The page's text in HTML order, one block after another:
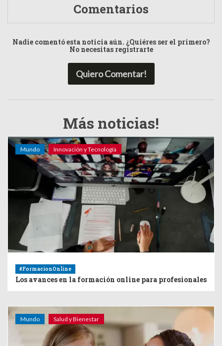
Comentarios
Nadie comentó esta noticia aún. ¿Quiéres ser el primero?
No necesitas registrarte
Quiero Comentar!
Más noticias!
Mundo Innovación y Tecnología
#FormacionOnline
Los avances en la formación online para profesionales
Mundo Salud y Bienestar